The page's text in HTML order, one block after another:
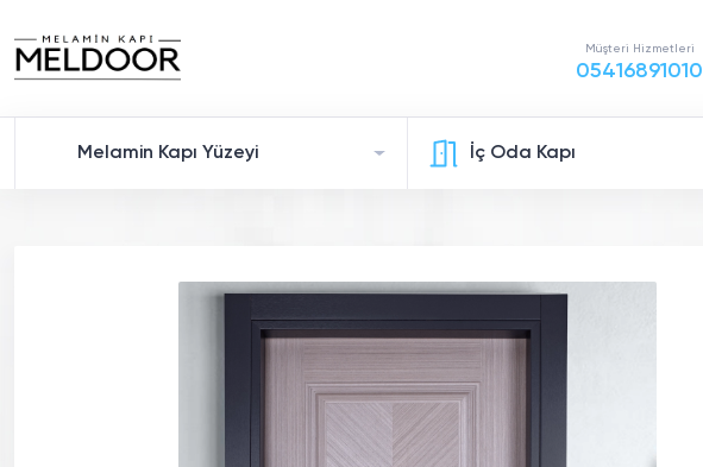
Müşteri Hizmetleri
05416891010
Melamin Kapı Yüzeyi İç Oda Kapı